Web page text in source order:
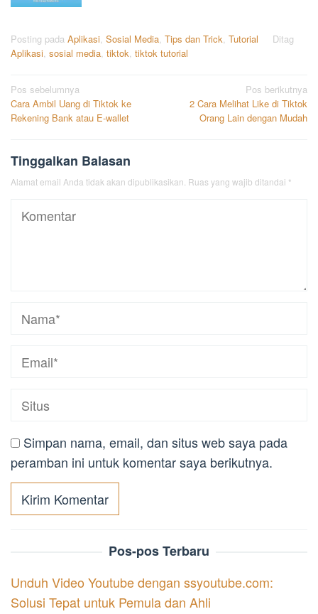
Posting pada Aplikasi, Sosial Media, Tips dan Trick, Tutorial
Ditag
Aplikasi, sosial media, tiktok, tiktok tutorial
Navigasi
pos
Pos sebelumnya
Cara Ambil Uang di Tiktok ke
Rekening Bank atau E-wallet
Pos berikutnya
2 Cara Melihat Like di Tiktok
Orang Lain dengan Mudah
Tinggalkan Balasan
Alamat email Anda tidak akan dipublikasikan. Ruas yang wajib ditandai *
Simpan nama, email, dan situs web saya pada
peramban ini untuk komentar saya berikutnya.
Pos-pos Terbaru
Unduh Video Youtube dengan ssyoutube.com:
Solusi Tepat untuk Pemula dan Ahli